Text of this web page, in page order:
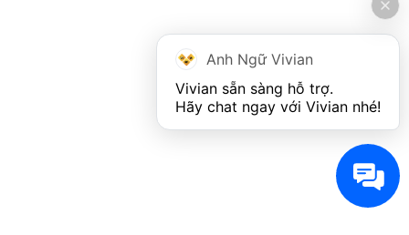
Anh Ngữ Vivian
Vivian sẵn sàng hỗ trợ.
Hãy chat ngay với Vivian nhé!